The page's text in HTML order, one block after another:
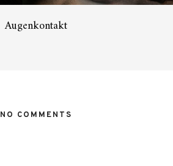
Augenkontakt
NO COMMENTS